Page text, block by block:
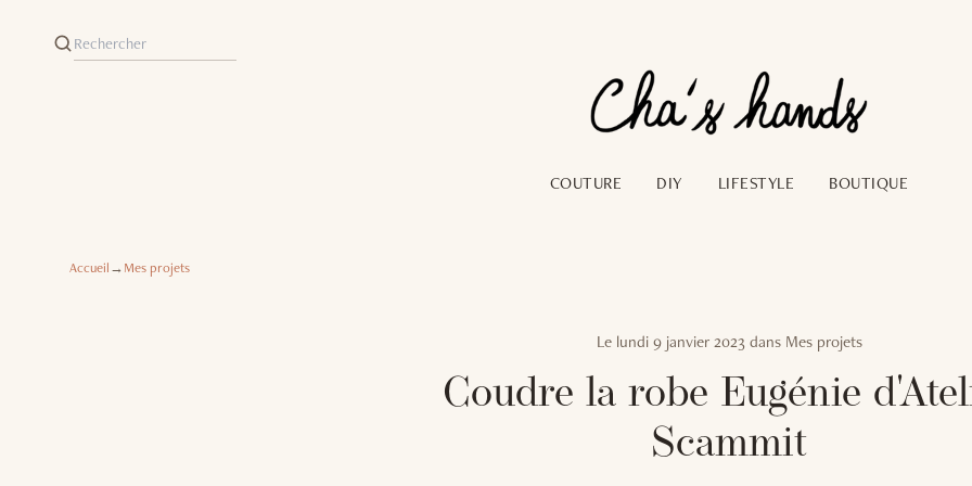
COUTURE DIY LIFESTYLE BOUTIQUE
Accueil→Mes projets
Le lundi 9 janvier 2023dans Mes projets
Coudre la robe Eugénie
Scammit